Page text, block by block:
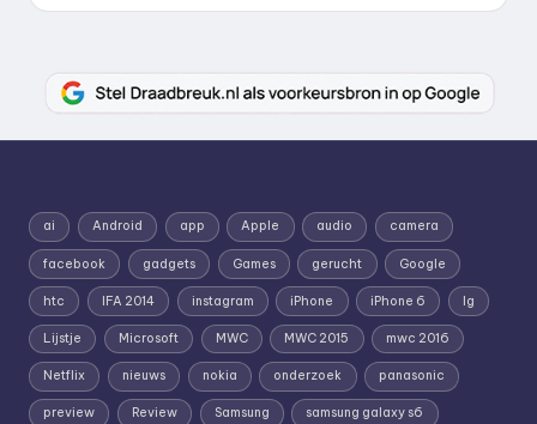
ai Android app Apple audio camera
facebook gadgets Games gerucht Google
htc IFA 2014 instagram iPhone iPhone 6 lg
Lijstje Microsoft MWC MWC 2015 mwc 2016
Netflix nieuws nokia onderzoek panasonic
preview Review Samsung samsung galaxy s6